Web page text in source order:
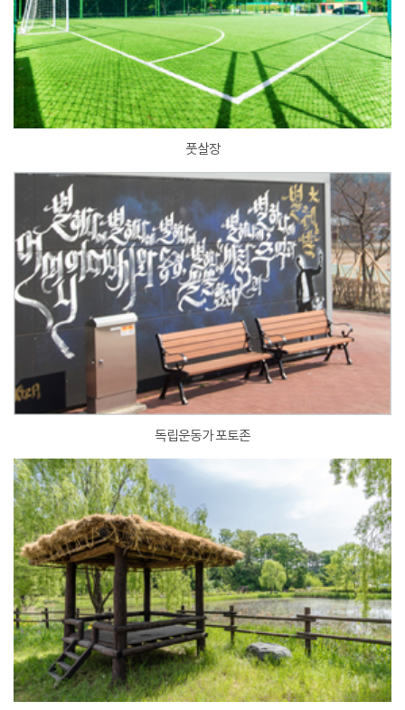
풋살장
독립운동가 포토존